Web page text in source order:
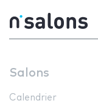
Salons
Calendrier